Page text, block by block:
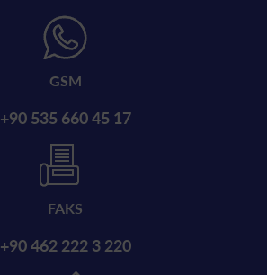
GSM
+90 535 660 45 17
FAKS
+90 462 222 3 220